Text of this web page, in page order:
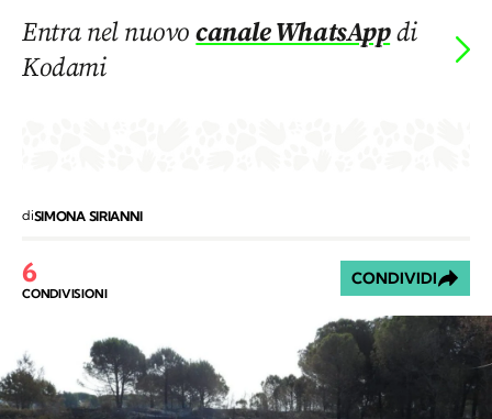
Entra nel nuovocanale WhatsAppdi
Kodami
diSIMONA SIRIANNI
6
CONDIVISIONI
CONDIVIDI